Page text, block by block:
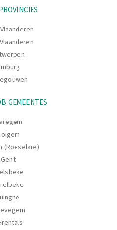
GEMEENTES
(Roeselare)
Gent